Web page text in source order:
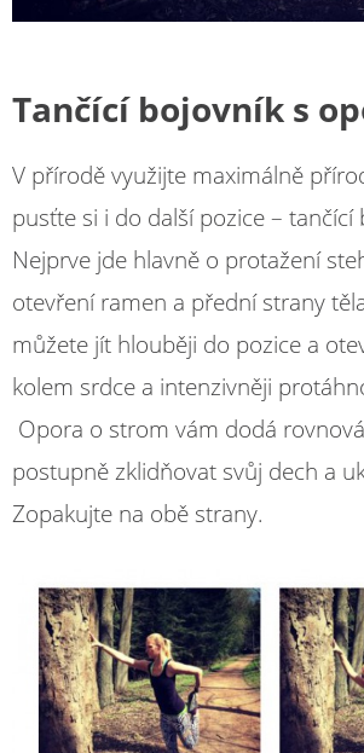
Tančící bojovník s
V přírodě využijte maximálně
pusťte si i do další pozice – tančící
Nejprve jde hlavně o protažení
otevření ramen a přední strany
můžete jít hlouběji do pozice a
kolem srdce a intenzivněji
Opora o strom vám dodá
postupně zklidňovat svůj dech a
Zopakujte na obě strany.